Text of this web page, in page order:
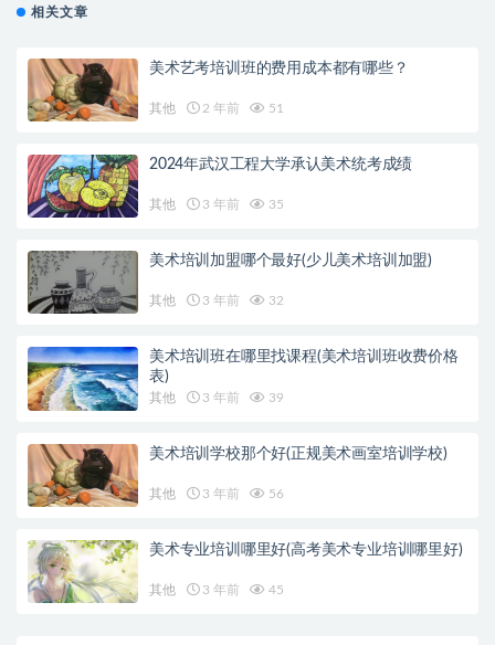
相关文章
美术艺考培训班的费用成本都有哪些？
其他 2 年前 51
2024年武汉工程大学承认美术统考成绩
其他 3 年前 35
美术培训加盟哪个最好(少儿美术培训加盟)
其他 3 年前 32
美术培训班在哪里找课程(美术培训班收费价格
表)
其他 3 年前 39
美术培训学校那个好(正规美术画室培训学校)
其他 3 年前 56
美术专业培训哪里好(高考美术专业培训哪里好)
其他 3 年前 45